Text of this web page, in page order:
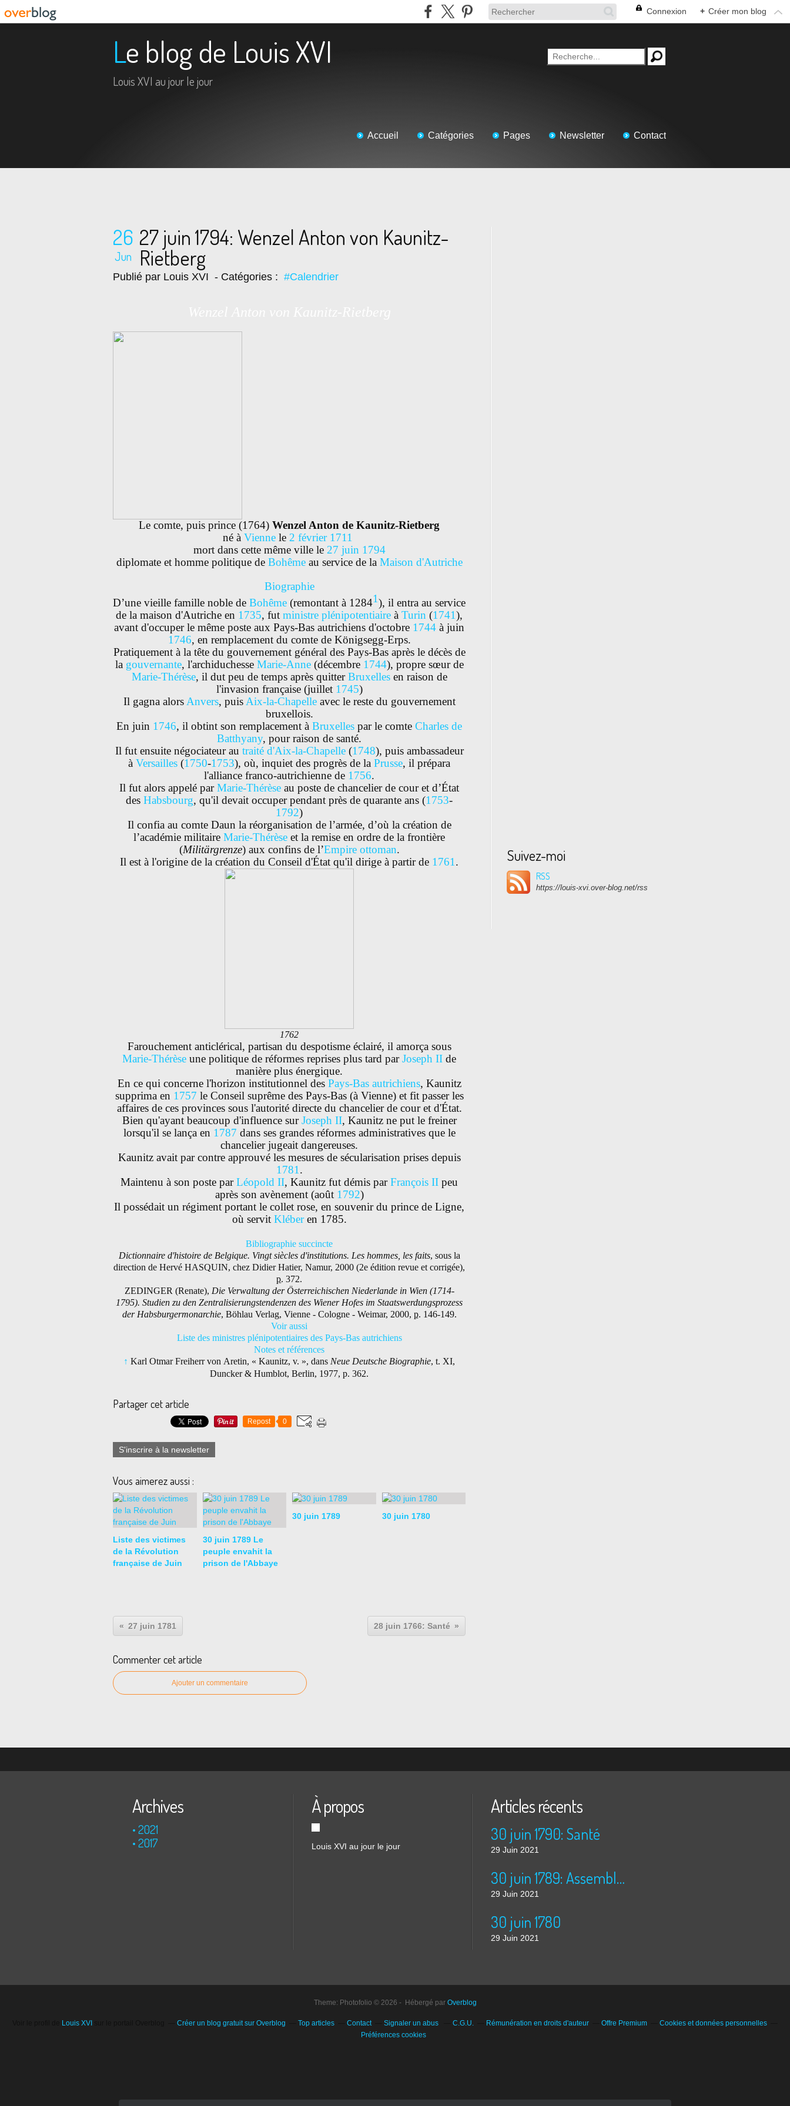
Connexion + Créer mon blog
Le blog de Louis XVI
Louis XVI au jour le jour
Accueil Catégories Pages Newsletter Contact
26
Jun
27 juin 1794: Wenzel Anton von Kaunitz-
Rietberg
Publié par Louis XVI - Catégories : #Calendrier
Le comte, puis prince (1764) Wenzel Anton de Kaunitz-Rietberg
né à Vienne le 2 février 1711
mort dans cette même ville le 27 juin 1794
diplomate et homme politique de Bohêmeau service de la Maison d'Autriche
Biographie
D’une vieille famille noble de Bohême (remontant à 12841), il entra au service
de la maison d'Autriche en 1735, fut ministre plénipotentiaire à Turin (1741),
avant d'occuper le même poste aux Pays-Bas autrichiens d'octobre 1744 à juin
1746, en remplacement du comte de Königsegg-Erps.
Pratiquement à la tête du gouvernement général des Pays-Bas après le décès de
la gouvernante, l'archiduchesse Marie-Anne(décembre 1744), propre sœur de
Marie-Thérèse, il dut peu de temps après quitterBruxellesen raison de
l'invasion française (juillet 1745)
Il gagna alorsAnvers, puisAix-la-Chapelleavec le reste du gouvernement
bruxellois.
En juin 1746, il obtint son remplacement à Bruxelles par le comte Charles de
Batthyany, pour raison de santé.
Il fut ensuite négociateur au traité d'Aix-la-Chapelle(1748), puis ambassadeur
à Versailles (1750-1753), où, inquiet des progrès de la Prusse, il prépara
l'alliance franco-autrichienne de 1756.
Il fut alors appelé parMarie-Thérèse au poste de chancelier de cour et d’État
des Habsbourg, qu'il devait occuper pendant près de quarante ans (1753-
1792)
Il confia au comte Daun la réorganisation de l’armée, d’où la création de
l’académie militaire Marie-Thérèse et la remise en ordre de la frontière
(Militärgrenze) aux confins de l’Empire ottoman.
Il est à l'origine de la création du Conseil d'État qu'il dirige à partir de 1761.
1762
Farouchement anticlérical, partisan du despotisme éclairé, il amorça sous
Marie-Thérèse une politique de réformes reprises plus tard parJoseph II de
manière plus énergique.
En ce qui concerne l'horizon institutionnel des Pays-Bas autrichiens, Kaunitz
supprima en 1757 le Conseil suprême des Pays-Bas (à Vienne) et fit passer les
affaires de ces provinces sous l'autorité directe du chancelier de cour et d'État.
Bien qu'ayant beaucoup d'influence surJoseph II, Kaunitz ne put le freiner
lorsqu'il se lança en 1787 dans ses grandes réformes administratives que le
chancelier jugeait dangereuses.
Kaunitz avait par contre approuvé les mesures de sécularisation prises depuis
1781.
Maintenu à son poste parLéopold II, Kaunitz fut démis parFrançois II peu
après son avènement (août 1792)
Il possédait un régiment portant le collet rose, en souvenir du prince de Ligne,
où servit Kléberen 1785.
Bibliographie succincte
Dictionnaire d'histoire de Belgique. Vingt siècles d'institutions. Les hommes, les faits, sous la
direction de Hervé HASQUIN, chez Didier Hatier, Namur, 2000 (2e édition revue et corrigée),
p. 372.
ZEDINGER (Renate), Die Verwaltung der Österreichischen Niederlande in Wien (1714-
1795). Studien zu den Zentralisierungstendenzen des Wiener Hofes im Staatswerdungsprozess
der Habsburgermonarchie, Böhlau Verlag, Vienne - Cologne - Weimar, 2000, p. 146-149.
Voir aussi
Liste des ministres plénipotentiaires des Pays-Bas autrichiens
Notes et références
↑ Karl Otmar Freiherr von Aretin, « Kaunitz, v. », dans Neue Deutsche Biographie, t. XI,
Duncker & Humblot, Berlin, 1977, p. 362.
Partager cet article
Repost 0
S'inscrire à la newsletter
Vous aimerez aussi :
Liste des victimes
de la Révolution
française de Juin
30 juin 1789 Le
peuple envahit la
prison de l'Abbaye
30 juin 1789 30 juin 1780
27 juin 1781 28 juin 1766: Santé
Commenter cet article
Ajouter un commentaire
Suivez-moi
RSS
https://louis-xvi.over-blog.net/rss
Archives
2021
2017
À propos
Louis XVI au jour le jour
Articles récents
30 juin 1790: Santé
29 Juin 2021
30 juin 1789: Assemblée Nationale
29 Juin 2021
30 juin 1780
29 Juin 2021
Theme: Photofolio © 2026 - Hébergé par Overblog
Louis XVI Créer un blog gratuit sur Overblog Top articles Contact Signaler un abus C.G.U. Rémunération en droits d'auteur Offre Premium
Cookies et données personnelles
Préférences cookies